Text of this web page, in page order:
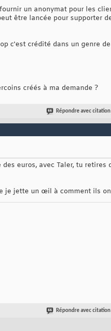
un anonymat pour les
être lancée pour supporter
c'est crédité dans un genre
créés à ma demande ?
Répondre avec citation
euros, avec Taler, tu retires
je jette un œil à comment ils
Répondre avec citation